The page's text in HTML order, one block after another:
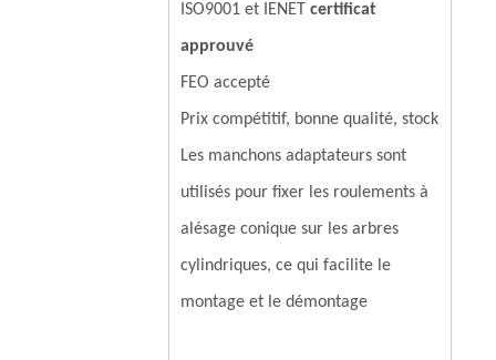
ISO9001 et IENET certificat
approuvé
FEO accepté
Prix ​​compétitif, bonne qualité, stock
Les manchons adaptateurs sont
utilisés pour fixer les roulements à
alésage conique sur les arbres
cylindriques, ce qui facilite le
montage et le démontage